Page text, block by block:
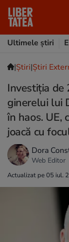
Ultimele știri
|Ştiri|Știri
Investiția de
ginerelui lui
în haos. UE,
joacă cu
Dora
Web Editor
Actualizat pe 05 iul.